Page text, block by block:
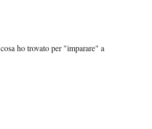
cosa ho trovato per "imparare" a